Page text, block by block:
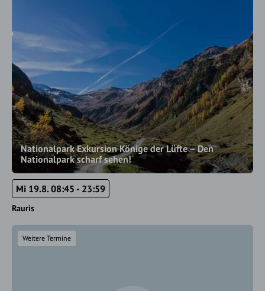
Nationalpark Exkursion Könige der Lüfte – Den
Nationalpark scharf sehen!
Mi 19.8. 08:45 - 23:59
Rauris
Weitere Termine